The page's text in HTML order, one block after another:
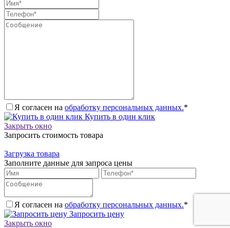
Я согласен на обработку персональных данных.*
Купить в один клик
Закрыть окно
Запросить стоимость товара
Загрузка товара
Заполните данные для запроса цены
Я согласен на обработку персональных данных.*
Запросить цену
Закрыть окно